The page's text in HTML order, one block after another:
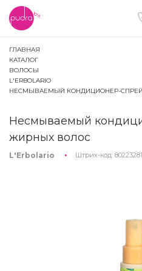
ГЛАВНАЯ
КАТАЛОГ
ВОЛОСЫ
L'ERBOLARIO
НЕСМЫВАЕМЫЙ КОНДИЦИОНЕР-
Несмываемый
жирных волос
L'Erbolario Штрих-код: